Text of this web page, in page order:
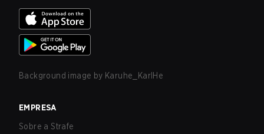
Background image by Karuhe_KarlHe
EMPRESA
Sobre a Strafe